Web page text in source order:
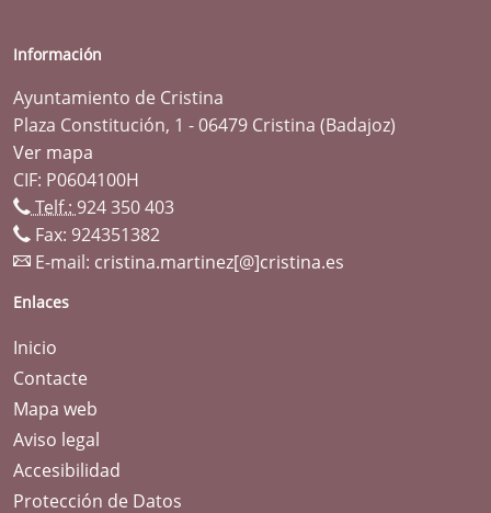
Información
Ayuntamiento de Cristina
Plaza Constitución, 1 - 06479 Cristina (Badajoz)
Ver mapa
CIF: P0604100H
Telf.: 924 350 403
Fax: 924351382
E-mail: cristina.martinez[@]cristina.es
Enlaces
Inicio
Contacte
Mapa web
Aviso legal
Accesibilidad
Protección de Datos